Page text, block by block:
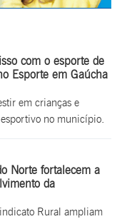
com o esporte de
Esporte em Gaúcha
em crianças e
no município.
Norte fortalecem a
da
Rural ampliam